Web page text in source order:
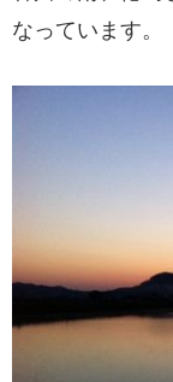
なっています。